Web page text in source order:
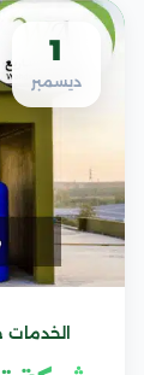
1
ديسمبر